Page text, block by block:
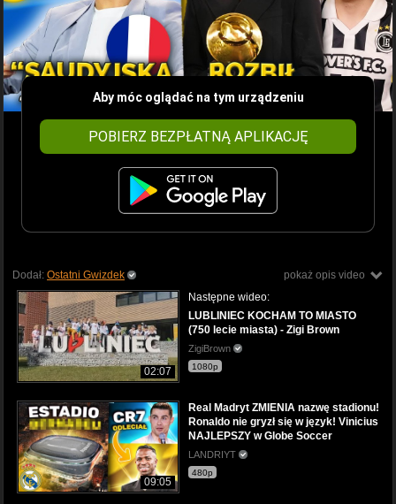
Aby móc oglądać na tym urządzeniu
POBIERZ BEZPŁATNĄ APLIKACJĘ
pokaż opis video
Dodał: Ostatni Gwizdek
02:07
Następne wideo:
LUBLINIEC KOCHAM TO MIASTO
(750 lecie miasta) - Zigi Brown
ZigiBrown
1080p
09:05
Real Madryt ZMIENIA nazwę stadionu!
Ronaldo nie gryzł się w język! Vinicius
NAJLEPSZY w Globe Soccer
LANDRIYT
480p